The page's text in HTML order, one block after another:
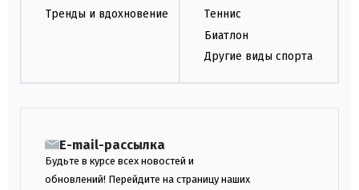
Тренды и вдохновение
Теннис
Биатлон
Другие виды спорта
E-mail-рассылка
Будьте в курсе всех новостей и
обновлений! Перейдите на страницу наших